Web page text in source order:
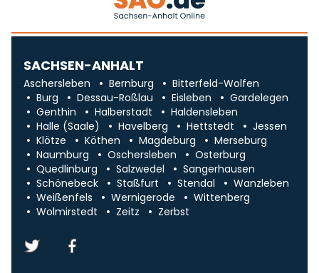
SACHSEN-ANHALT
Aschersleben Bernburg
Bitterfeld-Wolfen
Burg
Dessau-Roßlau Eisleben
Gardelegen
Genthin
Halberstadt
Haldensleben
Halle (Saale)
Havelberg Hettstedt
Jessen
Klötze
Köthen Magdeburg
Merseburg
Naumburg
Oschersleben
Osterburg
Quedlinburg
Salzwedel
Sangerhausen
Schönebeck
Staßfurt Stendal
Wanzleben
Weißenfels
Wernigerode
Wittenberg
Wolmirstedt
Zeitz Zerbst